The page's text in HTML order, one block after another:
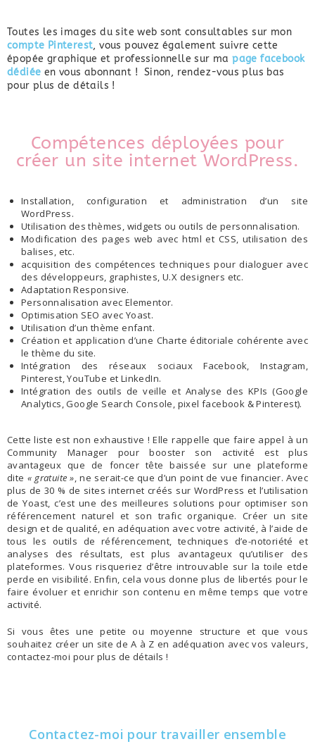
Toutes les images du site web sont consultables sur mon
compte Pinterest, vous pouvez également suivre cette
épopée graphique et professionnelle sur mapage facebook
dédiée en vous abonnant ! Sinon, rendez-vous plus bas
pour plus de détails !
Compétences déployées pour
créer un site internet WordPress.
Installation, configuration et administration d’un site
WordPress.
Utilisation des thèmes, widgets ou outils de personnalisation.
Modification des pages web avec html et CSS, utilisation des
balises, etc.
acquisition des compétences techniques pour dialoguer avec
des développeurs, graphistes, U.X designers etc.
Adaptation Responsive.
Personnalisation avec Elementor.
Optimisation SEO avec Yoast.
Utilisation d’un thème enfant.
Création et application d’une Charte éditoriale cohérente avec
le thème du site.
Intégration des réseaux sociaux Facebook, Instagram,
Pinterest, YouTube et LinkedIn.
Intégration des outils de veille et Analyse des KPIs (Google
Analytics, Google Search Console, pixel facebook & Pinterest).
Cette liste est non exhaustive ! Elle rappelle que faire appel à un
Community Manager pour booster son activité est plus
avantageux que de foncer tête baissée sur une plateforme
dite « gratuite », ne serait-ce que d’un point de vue financier. Avec
plus de 30 % de sites internet créés sur WordPress et l’utilisation
de Yoast, c’est une des meilleures solutions pour optimiser son
référencement naturel et son trafic organique. Créer un site
design et de qualité, en adéquation avec votre activité, à l’aide de
tous les outils de référencement, techniques d’e-notoriété et
analyses des résultats, est plus avantageux qu’utiliser des
plateformes. Vous risqueriez d’être introuvable sur la toile etde
perde en visibilité. Enfin, cela vous donne plus de libertés pour le
faire évoluer et enrichir son contenu en même temps que votre
activité.
Si vous êtes une petite ou moyenne structure et que vous
souhaitez créer un site de A à Z en adéquation avec vos valeurs,
contactez-moi pour plus de détails !
Contactez-moi pour travailler ensemble